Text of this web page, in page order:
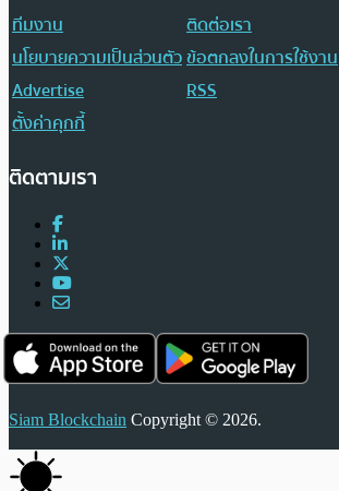
ทีมงาน
ติดต่อเรา
นโยบายความเป็นส่วนตัวข้อตกลงในการใช้งาน
Advertise
RSS
ตั้งค่าคุกกี้
ติดตามเรา
Siam Blockchain Copyright © 2026.